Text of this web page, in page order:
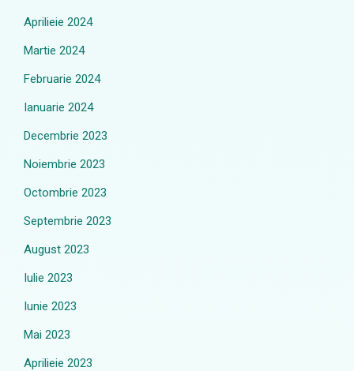
Aprilieie 2024
Martie 2024
Februarie 2024
Ianuarie 2024
Decembrie 2023
Noiembrie 2023
Octombrie 2023
Septembrie 2023
August 2023
Iulie 2023
Iunie 2023
Mai 2023
Aprilieie 2023